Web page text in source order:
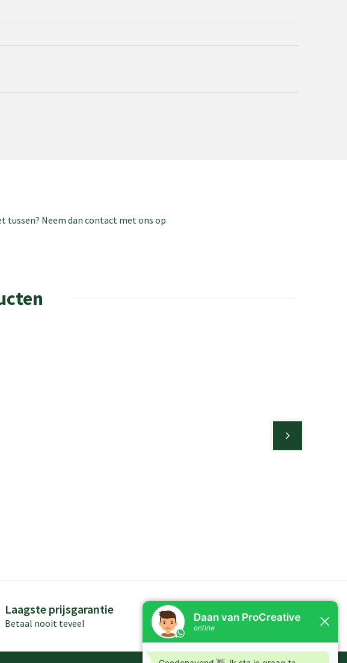
tussen? Neem dan contact met ons op
Laagste prijsgarantie
Betaal nooit teveel Kennis in producten